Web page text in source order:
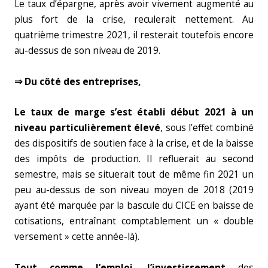
Le taux d’épargne, après avoir vivement augmenté au
plus fort de la crise, reculerait nettement. Au
quatrième trimestre 2021, il resterait toutefois encore
au-dessus de son niveau de 2019.
⇒ Du côté des entreprises,
Le taux de marge s’est établi début 2021 à un
niveau particulièrement élevé, sous l’effet combiné
des dispositifs de soutien face à la crise, et de la baisse
des impôts de production. Il refluerait au second
semestre, mais se situerait tout de même fin 2021 un
peu au-dessus de son niveau moyen de 2018 (2019
ayant été marquée par la bascule du CICE en baisse de
cotisations, entraînant comptablement un « double
versement » cette année-là).